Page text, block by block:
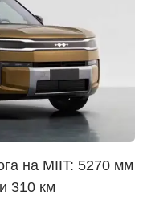
на MIIT: 5270 мм
310 км